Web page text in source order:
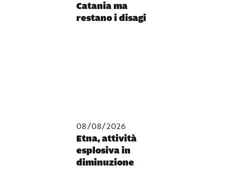
Catania ma
restano i disagi
08/08/2026
Etna, attività
esplosiva in
diminuzione